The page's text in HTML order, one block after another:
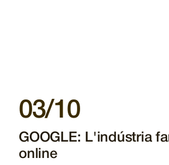
03/10
GOOGLE: L'indústria
online